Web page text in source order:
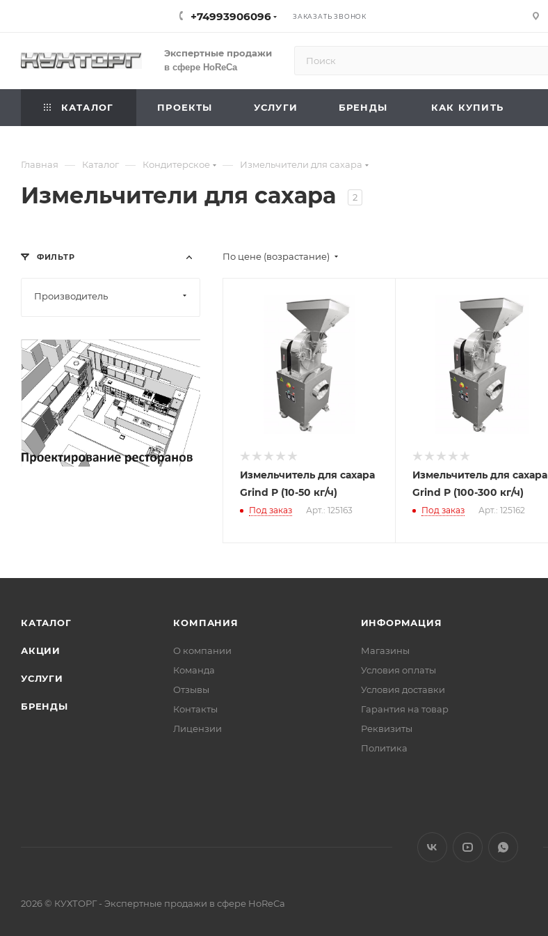
+74993906096 ЗАКАЗАТЬ ЗВОНОК
Экспертные продажи
в сфере HoReCa
КАТАЛОГ ПРОЕКТЫ УСЛУГИ БРЕНДЫ КАК КУПИТЬ
Главная — Каталог — Кондитерское — Измельчители для сахара
Измельчители для сахара 2
По цене (возрастание)
Измельчитель для сахара
Grind Р (10-50 кг/ч)
Под заказ Арт.: 125163
Измельчитель для сахара
Grind Р (100-300 кг/ч)
Под заказ Арт.: 125162
ФИЛЬТР
Производитель
КАТАЛОГ
АКЦИИ
УСЛУГИ
БРЕНДЫ
КОМПАНИЯ
О компании
Команда
Отзывы
Контакты
Лицензии
ИНФОРМАЦИЯ
Магазины
Условия оплаты
Условия доставки
Гарантия на товар
Реквизиты
Политика
2026 © КУХТОРГ - Экспертные продажи в сфере HoReCa